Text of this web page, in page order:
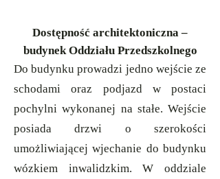
Dostępność architektoniczna –
budynek Oddziału Przedszkolnego
Do budynku prowadzi jedno wejście ze
schodami oraz podjazd w postaci
pochylni wykonanej na stałe. Wejście
posiada drzwi o szerokości
umożliwiającej wjechanie do budynku
wózkiem inwalidzkim. W oddziale